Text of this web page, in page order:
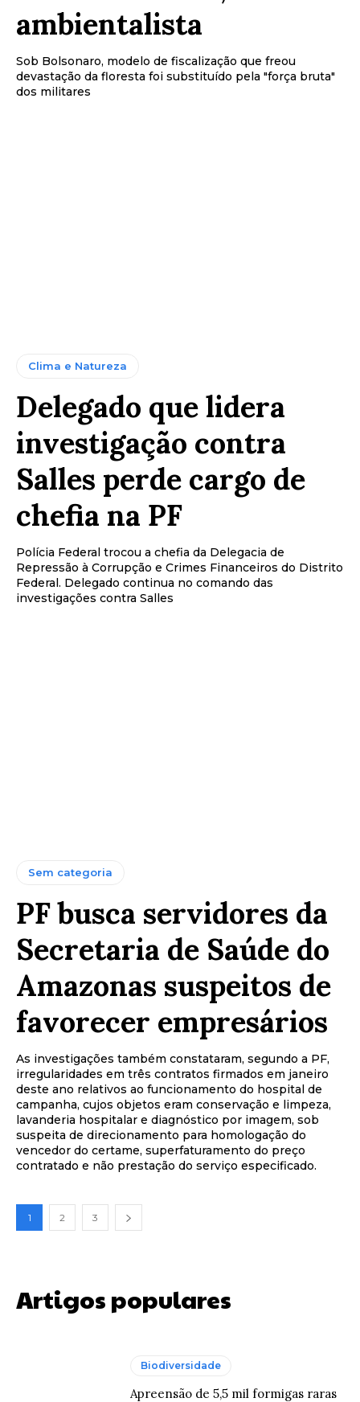
ambientalista
Sob Bolsonaro, modelo de fiscalização que freou
devastação da floresta foi substituído pela "força bruta"
dos militares
Clima e Natureza
Delegado que lidera
investigação contra
Salles perde cargo de
chefia na PF
Polícia Federal trocou a chefia da Delegacia de
Repressão à Corrupção e Crimes Financeiros do Distrito
Federal. Delegado continua no comando das
investigações contra Salles
Sem categoria
PF busca servidores da
Secretaria de Saúde do
Amazonas suspeitos de
favorecer empresários
As investigações também constataram, segundo a PF,
irregularidades em três contratos firmados em janeiro
deste ano relativos ao funcionamento do hospital de
campanha, cujos objetos eram conservação e limpeza,
lavanderia hospitalar e diagnóstico por imagem, sob
suspeita de direcionamento para homologação do
vencedor do certame, superfaturamento do preço
contratado e não prestação do serviço especificado.
1 2 3
Artigos populares
Biodiversidade
Apreensão de 5,5 mil formigas raras